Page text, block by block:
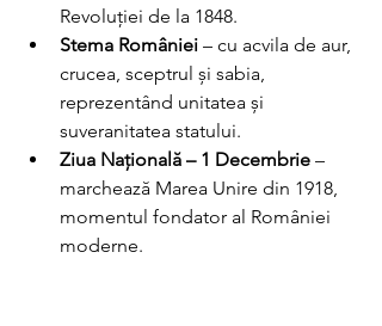
Revoluției de la 1848.
Stema României – cu acvila de aur,
crucea, sceptrul și sabia,
reprezentând unitatea și
suveranitatea statului.
Ziua Națională – 1 Decembrie –
marchează Marea Unire din 1918,
momentul fondator al României
moderne.